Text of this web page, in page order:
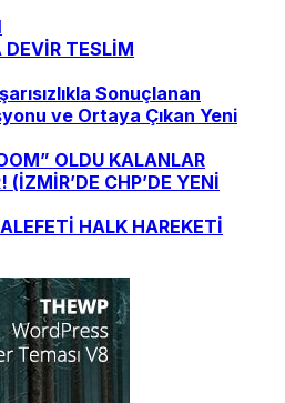
DEVİR TESLİM
Sonuçlanan
ve Ortaya Çıkan Yeni
OLDU KALANLAR
CHP’DE YENİ
HALK HAREKETİ